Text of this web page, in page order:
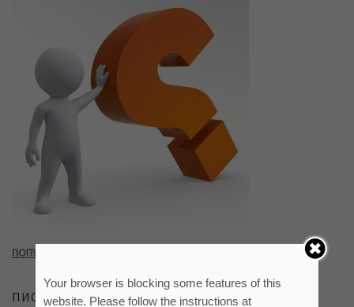
ПОПУНИТЕ УПИТНИК КЛИКОМ НА СЛИКУ ИЛИ ОВАЈ ЛИНК
ПИСМО САЈТА
Your browser is blocking some features of this
website. Please follow the instructions at